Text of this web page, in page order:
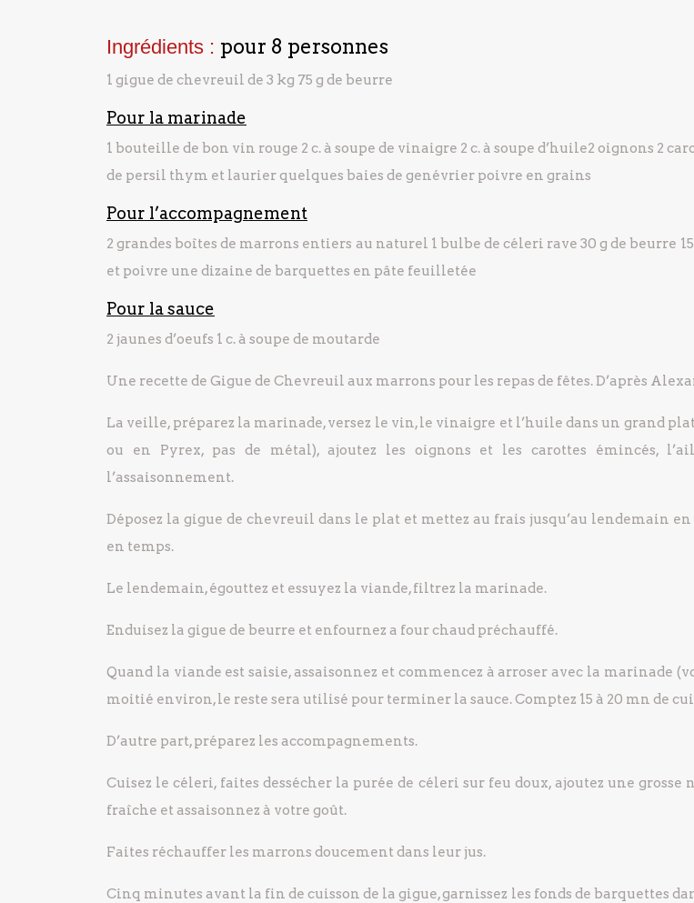
Ingrédients : pour 8 personnes
1 gigue de chevreuil de 3 kg 75 g de beurre
Pour la marinade
1 bouteille de bon vin rouge 2 c. à soupe de vinaigre 2 c. à soupe d’huile2 oignons 2
de persil thym et laurier quelques baies de genévrier poivre en grains
Pour l’accompagnement
2 grandes boîtes de marrons entiers au naturel 1 bulbe de céleri rave 30 g de beurre
et poivre une dizaine de barquettes en pâte feuilletée
Pour la sauce
2 jaunes d’oeufs 1 c. à soupe de moutarde
Une recette de Gigue de Chevreuil aux marrons pour les repas de fêtes. D’après
La veille, préparez la marinade, versez le vin, le vinaigre et l’huile dans un grand
ou en Pyrex, pas de métal), ajoutez les oignons et les carottes émincés,
l’assaisonnement.
Déposez la gigue de chevreuil dans le plat et mettez au frais jusqu’au lendemain
en temps.
Le lendemain, égouttez et essuyez la viande, filtrez la marinade.
Enduisez la gigue de beurre et enfournez a four chaud préchauffé.
Quand la viande est saisie, assaisonnez et commencez à arroser avec la marinade
moitié environ, le reste sera utilisé pour terminer la sauce. Comptez 15 à 20 mn de
D’autre part, préparez les accompagnements.
Cuisez le céleri, faites dessécher la purée de céleri sur feu doux, ajoutez une grosse
fraîche et assaisonnez à votre goût.
Faites réchauffer les marrons doucement dans leur jus.
Cinq minutes avant la fin de cuisson de la gigue, garnissez les fonds de barquettes